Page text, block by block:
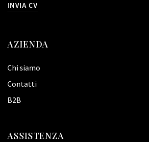
INVIA CV
AZIENDA
Chi siamo
Contatti
B2B
ASSISTENZA